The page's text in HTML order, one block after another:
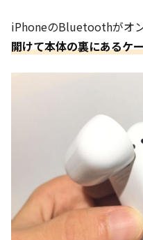
iPhoneのBluetoothがオ
開けて本体の裏にあるケ